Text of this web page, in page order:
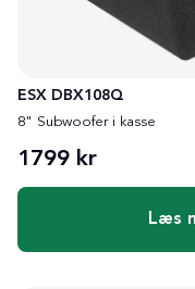
ESX DBX108Q
8" Subwoofer i kasse
1799 kr
Læs